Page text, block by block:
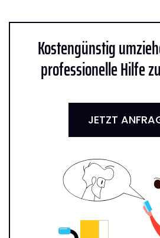
Kostengünstig
professionelle Hilfe
JETZT